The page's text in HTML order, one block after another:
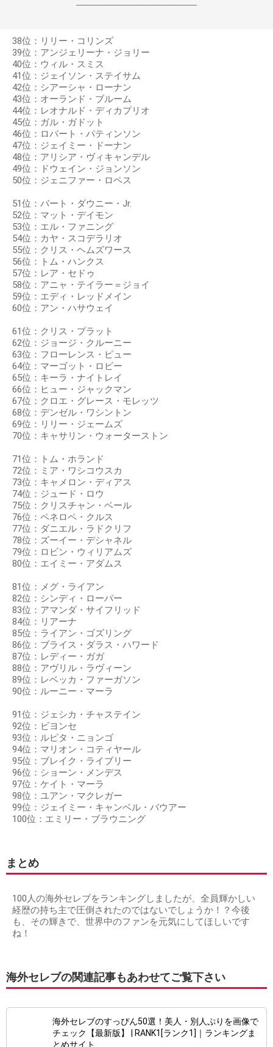
------------------------------------------------------------------
38位：リリー・コリンズ
39位：アンジェリーナ・ジョリー
40位：ウィル・スミス
41位：ジェイソン・ステイサム
42位：シアーシャ・ローナン
43位：オーランド・ブルーム
44位：レオナルド・ディカプリオ
45位：ガル・ガドット
46位：ロバート・パティンソン
47位：ジェイミー・ドーナン
48位：アリシア・ヴィキャンデル
49位：ドウェイン・ジョンソン
50位：ジェニファー・ロペス
51位：バート・ダウニー・Jr.
52位：マット・デイモン
53位：エル・ファニング
54位：カヤ・スコデラリオ
55位：クリス・ヘムズワース
56位：トム・ハンクス
57位：レア・セドゥ
58位：アニャ・テイラー＝ジョイ
59位：エディ・レッドメイン
60位：アン・ハサウェイ
61位：クリス・プラット
62位：ジョージ・クルーニー
63位：フローレンス・ピュー
64位：マーゴット・ロビー
65位：キーラ・ナイトレイ
66位：ヒュー・ジャックマン
67位：クロエ・グレース・モレッツ
68位：デンゼル・ワシントン
69位：リリー・ジェームズ
70位：キャサリン・ウォーターストン
71位：トム・ホランド
72位：ミア・ワシコウスカ
73位：キャメロン・ディアス
74位：ジュード・ロウ
75位：クリスチャン・ベール
76位：ペネロペ・クルス
77位：ダニエル・ラドクリフ
78位：ズーイー・デシャネル
79位：ロビン・ウィリアムズ
80位：エイミー・アダムス
81位：メグ・ライアン
82位：シンディ・ローパー
83位：アマンダ・サイフリッド
84位：リアーナ
85位：ライアン・ゴズリング
86位：ブライス・ダラス・ハワード
87位：レディー・ガガ
88位：アヴリル・ラヴィーン
89位：レベッカ・ファーガソン
90位：ルーニー・マーラ
91位：ジェシカ・チャステイン
92位：ビヨンセ
93位：ルピタ・ニョンゴ
94位：マリオン・コティヤール
95位：ブレイク・ライブリー
96位：ショーン・メンデス
97位：ケイト・マーラ
98位：ユアン・マクレガー
99位：ジェイミー・キャンベル・バウアー
100位：エミリー・ブラウニング
まとめ
100人の海外セレブをランキングしましたが、全員輝かしい
経歴の持ち主で圧倒されたのではないでしょうか！？今後
も、その輝きで、世界中のファンを元気にしてほしいです
ね！
海外セレブの関連記事もあわせてご覧下さい
海外セレブのすっぴん50選！美人・別人ぷりを画像で
チェック【最新版】 | RANK1[ランク1]｜ランキングま
とめサイト